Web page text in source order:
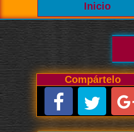
Inicio
Compártelo